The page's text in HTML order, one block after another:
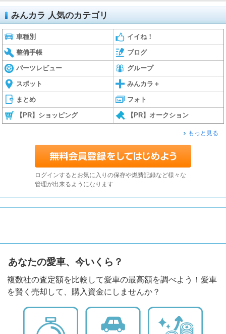
みんカラ 人気のカテゴリ
車種別 イイね！
整備手帳 ブログ
パーツレビュー グループ
スポット みんカラ＋
まとめ フォト
【PR】ショッピング 【PR】オークション
もっと見る
ログインするとお気に入りの保存や燃費記録など様々な
管理が出来るようになります
あなたの愛車、今いくら？
複数社の査定額を比較して愛車の最高額を調べよう！愛車
を賢く売却して、購入資金にしませんか？